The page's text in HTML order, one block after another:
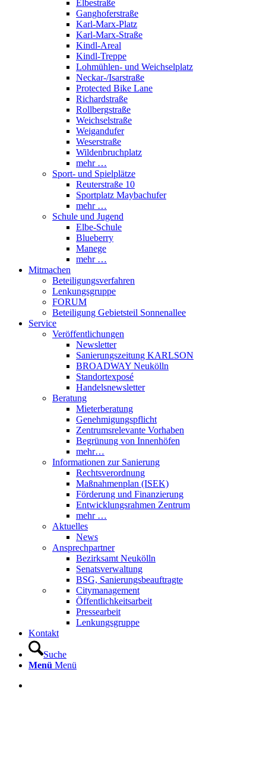
Elbestraße
Ganghoferstraße
Karl-Marx-Platz
Karl-Marx-Straße
Kindl-Areal
Kindl-Treppe
Lohmühlen- und Weichselplatz
Neckar-/Isarstraße
Protected Bike Lane
Richardstraße
Rollbergstraße
Weichselstraße
Weigandufer
Weserstraße
Wildenbruchplatz
mehr …
Sport- und Spielplätze
Reuterstraße 10
Sportplatz Maybachufer
mehr …
Schule und Jugend
Elbe-Schule
Blueberry
Manege
mehr …
Mitmachen
Beteiligungsverfahren
Lenkungsgruppe
FORUM
Beteiligung Gebietsteil Sonnenallee
Service
Veröffentlichungen
Newsletter
Sanierungszeitung KARLSON
BROADWAY Neukölln
Standortexposé
Handelsnewsletter
Beratung
Mieterberatung
Genehmigungspflicht
Zentrumsrelevante Vorhaben
Begrünung von Innenhöfen
mehr…
Informationen zur Sanierung
Rechtsverordnung
Maßnahmenplan (ISEK)
Förderung und Finanzierung
Entwicklungsrahmen Zentrum
mehr …
Aktuelles
News
Ansprechpartner
Bezirksamt Neukölln
Senatsverwaltung
BSG, Sanierungsbeauftragte
Citymanagement
Öffentlichkeitsarbeit
Pressearbeit
Lenkungsgruppe
Kontakt
Suche
Menü Menü